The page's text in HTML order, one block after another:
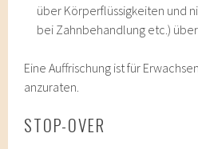
über Körperflüssigkeiten und
bei Zahnbehandlung etc.)
Eine Auffrischung ist für
anzuraten.
STOP-OVER